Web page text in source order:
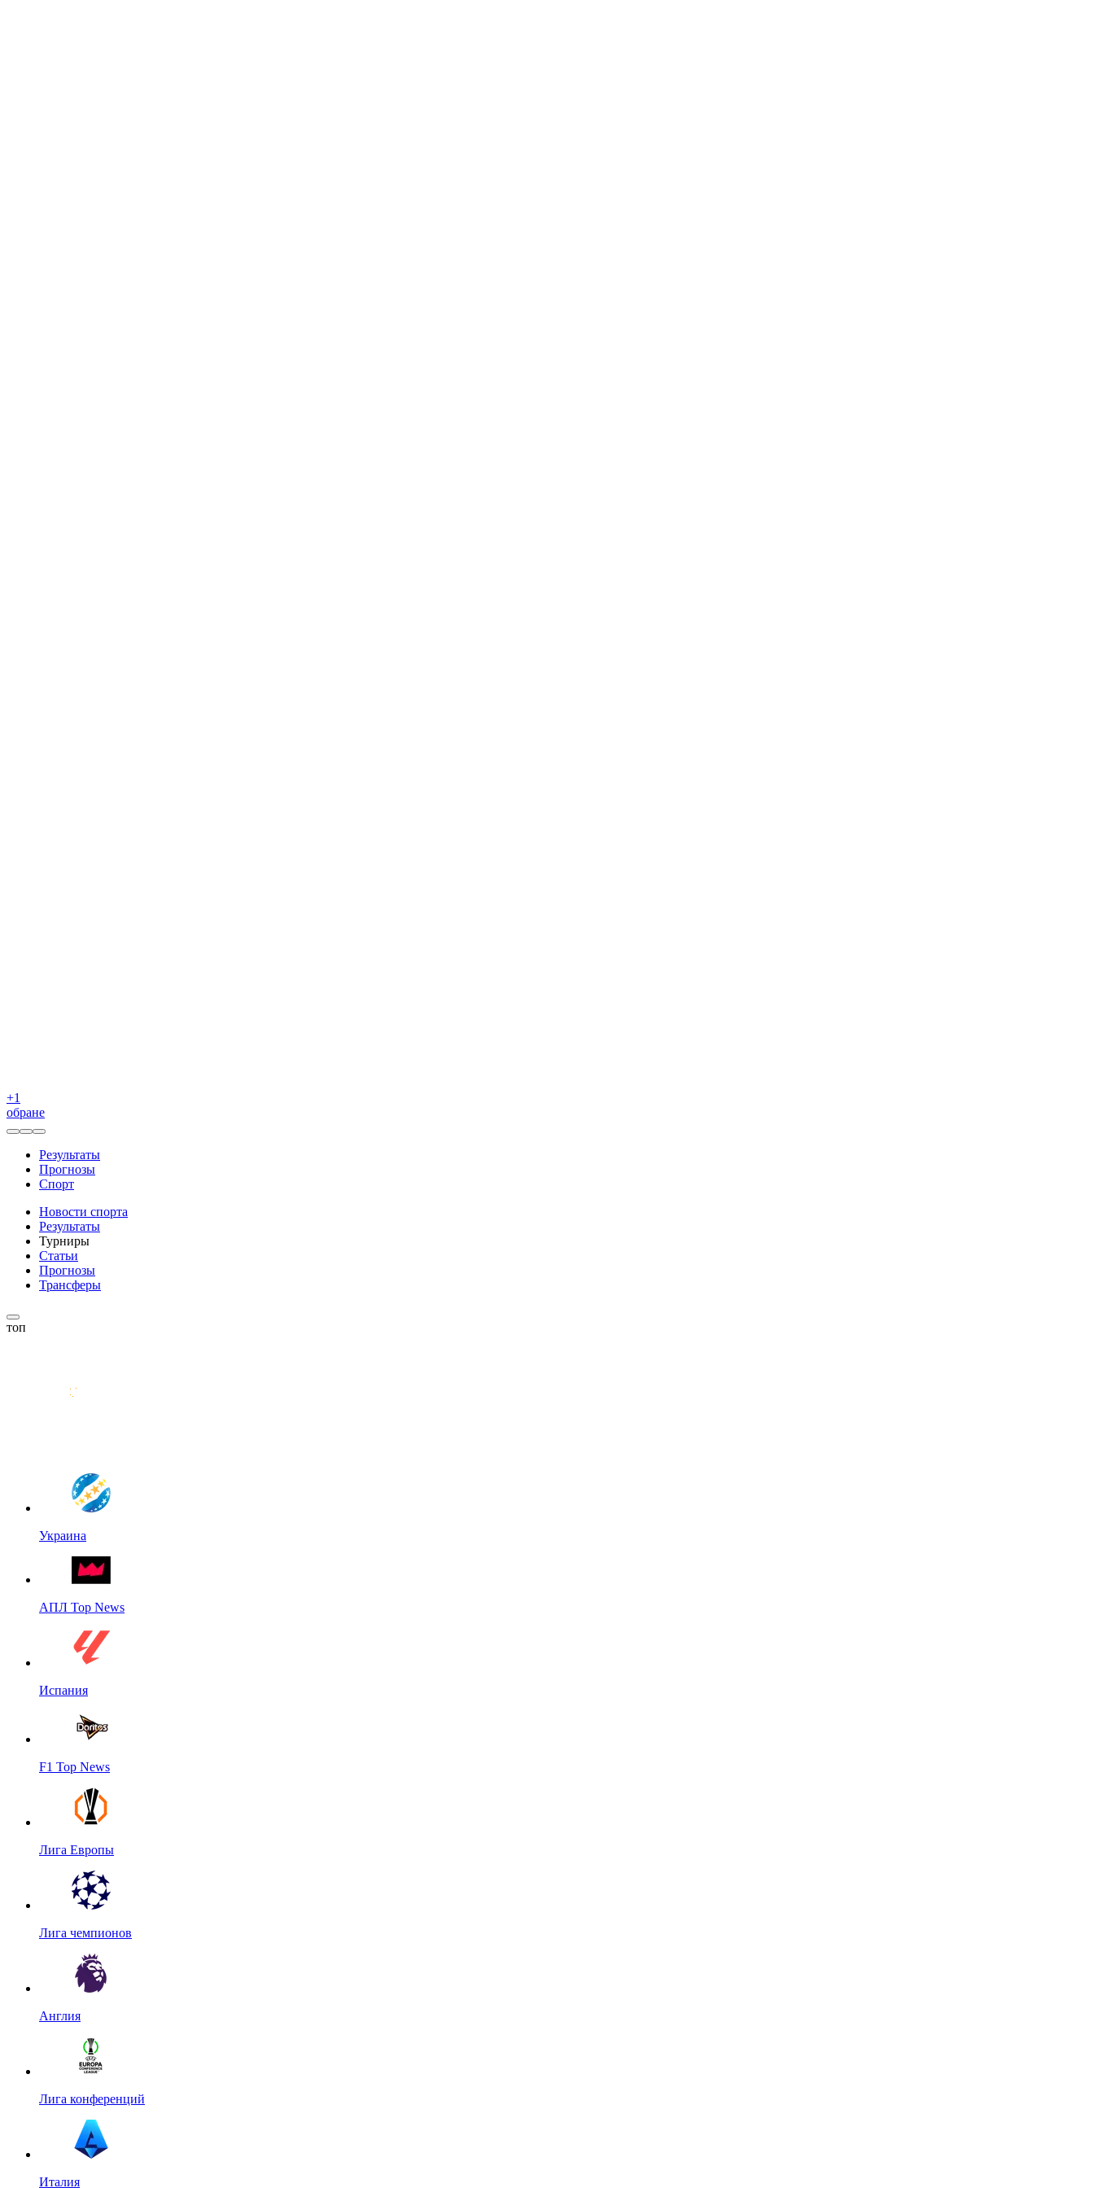
+1
обране
Результаты
Прогнозы
Спорт
Новости спорта
Результаты
Турниры
Статьи
Прогнозы
Трансферы
топ
Украина
АПЛ Top News
Испания
F1 Top News
Лига Европы
Лига чемпионов
Англия
Лига конференций
Италия